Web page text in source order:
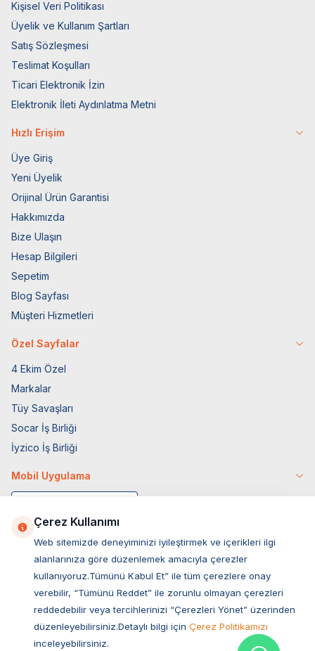
Kişisel Veri Politikası
Üyelik ve Kullanım Şartları
Satış Sözleşmesi
Teslimat Koşulları
Ticari Elektronik İzin
Elektronik İleti Aydınlatma Metni
Hızlı Erişim
Üye Giriş
Yeni Üyelik
Orijinal Ürün Garantisi
Hakkımızda
Bize Ulaşın
Hesap Bilgileri
Sepetim
Blog Sayfası
Müşteri Hizmetleri
Özel Sayfalar
4 Ekim Özel
Markalar
Tüy Savaşları
Socar İş Birliği
İyzico İş Birliği
Mobil Uygulama
Müşteri Hizmetleri
Çerez Kullanımı
Web sitemizde deneyiminizi iyileştirmek ve içerikleri ilgi
alanlarınıza göre düzenlemek amacıyla çerezler
kullanıyoruz.Tümünü Kabul Et” ile tüm çerezlere onay
verebilir, “Tümünü Reddet” ile zorunlu olmayan çerezleri
reddedebilir veya tercihlerinizi “Çerezleri Yönet” üzerinden
düzenleyebilirsiniz.Detaylı bilgi için Çerez Politikamızı
inceleyebilirsiniz.